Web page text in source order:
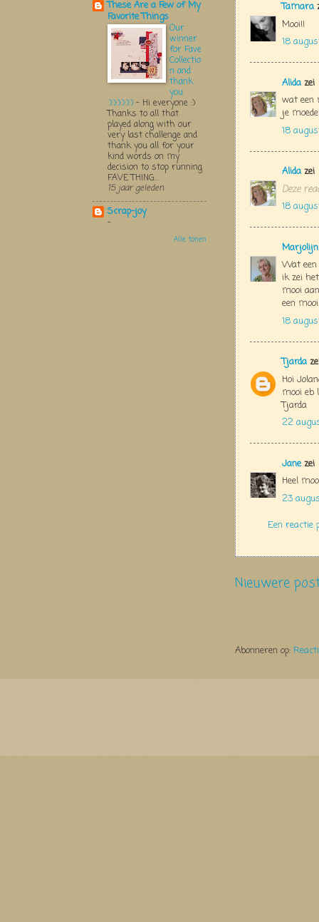
Tamara
Mooi!!
18
Alida zei
wat een
je
18
Alida zei
Deze
18
Wat
ik zei
mooi
een
18
Tjarda
Hoi
mooi eb
Tjarda
22
Janezei
Heel
23
Een reactie
Nieuwere
Abonneren op:
These Are a Few of My
Favorite Things
Our
winner
for Fave
Collectio
n and
thank
you
:):):):):):) - Hi everyone :)
Thanks to all that
played along with our
very last challenge and
thank you all for your
kind words on my
decision to stop running
FAVE THING...
15 jaar geleden
Scrap-joy
-
Alle tonen